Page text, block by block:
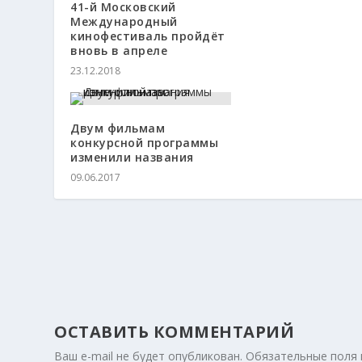
41-й Московский
Международный
кинофестиваль пройдёт
вновь в апреле
23.12.2018
Двум фильмам
конкурсной программы
изменили названия
09.06.2017
ОСТАВИТЬ КОММЕНТАРИЙ
Ваш e-mail не будет опубликован. Обязательные